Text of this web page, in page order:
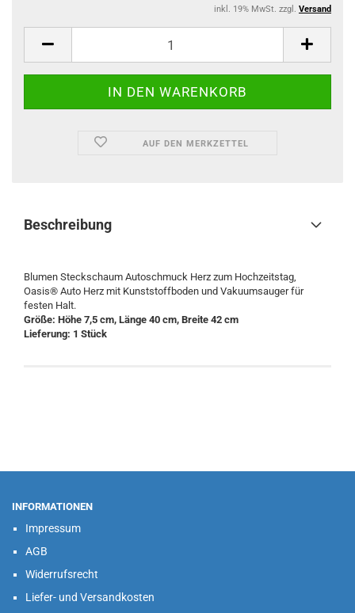
inkl. 19% MwSt. zzgl. Versand
AUF DEN MERKZETTEL
Beschreibung
Blumen Steckschaum Autoschmuck Herz zum Hochzeitstag,
Oasis® Auto Herz mit Kunststoffboden und Vakuumsauger für
festen Halt.
Größe: Höhe 7,5 cm, Länge 40 cm, Breite 42 cm
Lieferung: 1 Stück
INFORMATIONEN
Impressum
AGB
Widerrufsrecht
Liefer- und Versandkosten